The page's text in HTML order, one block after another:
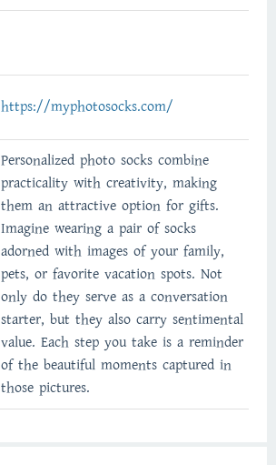
https://myphotosocks.com/
Personalized photo socks combine
practicality with creativity, making
them an attractive option for gifts.
Imagine wearing a pair of socks
adorned with images of your family,
pets, or favorite vacation spots. Not
only do they serve as a conversation
starter, but they also carry sentimental
value. Each step you take is a reminder
of the beautiful moments captured in
those pictures.